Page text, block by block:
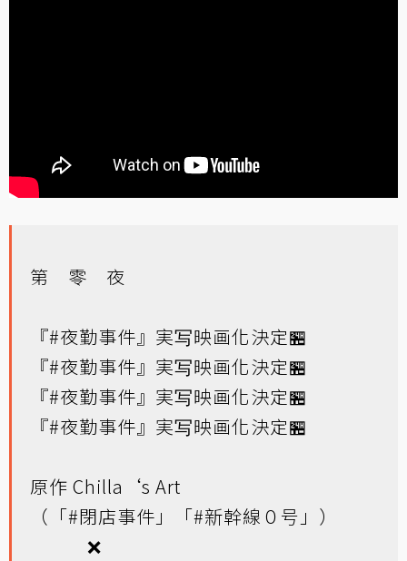
第 零 夜
『#夜勤事件 』実写映画化決定🏪
『#夜勤事件 』実写映画化決定🏪
『#夜勤事件 』実写映画化決定🏪
『#夜勤事件 』実写映画化決定🏪
原作 Chilla‘s Art
（「#閉店事件 」「#新幹線０号 」）
❌